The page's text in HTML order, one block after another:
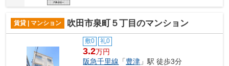
賃貸 | マンション 吹田市泉町５丁目のマンション
敷0 礼0
3.2万円
阪急千里線 「豊津 」駅 徒歩3分